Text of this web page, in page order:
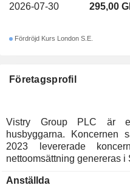
Företagsprofil
Vistry Group PLC är
husbyggarna. Koncernen
2023 levererade
nettoomsättning genereras i
Anställda
2026-07-30
295,00
Fördröjd Kurs London S.E.